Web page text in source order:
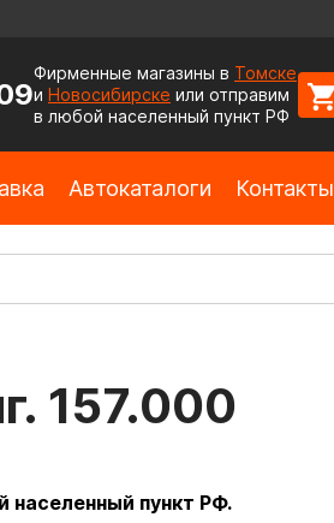
Фирменные магазины в Томске
и Новосибирске или отправим
в любой населенный пункт РФ
Автокаталоги Контакты
157.000
населенный пункт РФ.